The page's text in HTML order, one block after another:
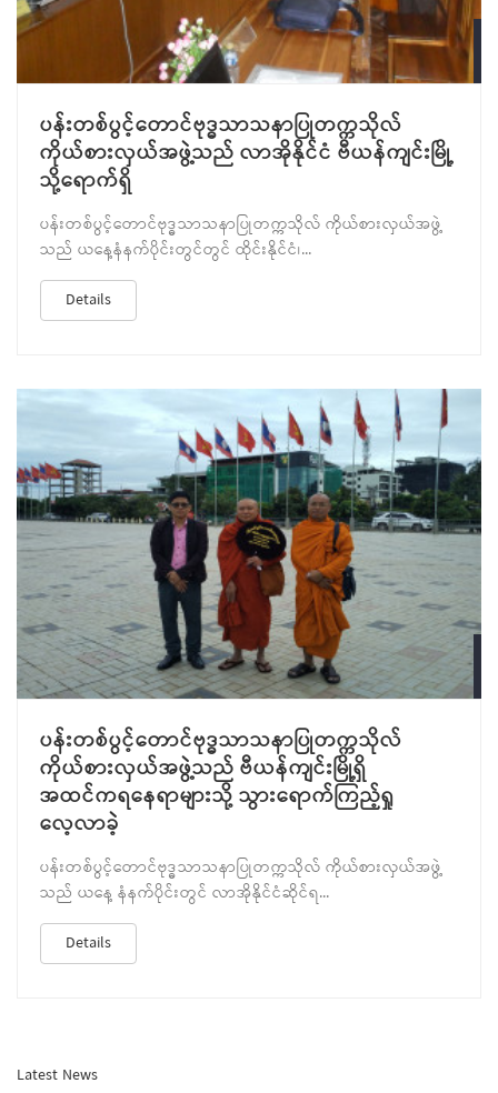
ပန်းတစ်ပွင့်တောင်ဗုဒ္ဓသာသနာပြုတက္ကသိုလ်
ကိုယ်စားလှယ်အဖွဲ့သည် လာအိုနိုင်ငံ ဗီယန်ကျင်းမြို့
သို့ရောက်ရှိ
ပန်းတစ်ပွင့်တောင်ဗုဒ္ဓသာသနာပြုတက္ကသိုလ် ကိုယ်စားလှယ်အဖွဲ့
သည် ယနေ့နံနက်ပိုင်းတွင်တွင် ထိုင်းနိုင်ငံ၊...
Details
ပန်းတစ်ပွင့်တောင်ဗုဒ္ဓသာသနာပြုတက္ကသိုလ်
ကိုယ်စားလှယ်အဖွဲ့သည် ဗီယန်ကျင်းမြို့ရှိ
အထင်ကရနေရာများသို့ သွားရောက်ကြည့်ရှု
လေ့လာခဲ့
ပန်းတစ်ပွင့်တောင်ဗုဒ္ဓသာသနာပြုတက္ကသိုလ် ကိုယ်စားလှယ်အဖွဲ့
သည် ယနေ့ နံနက်ပိုင်းတွင် လာအိုနိုင်ငံဆိုင်ရ...
Details
Latest News